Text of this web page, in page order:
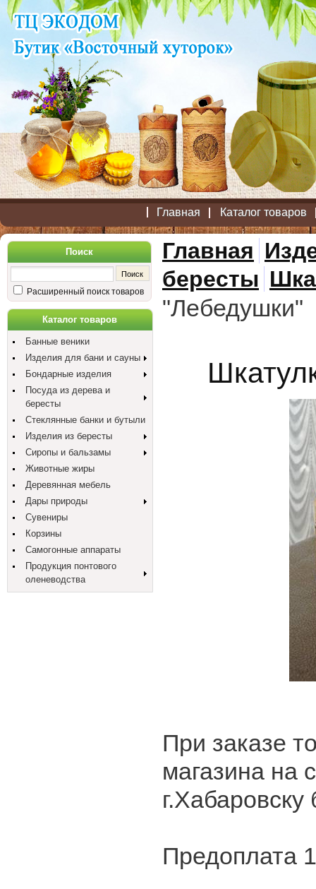
Главная Каталог товаров
Поиск
Расширенный поиск товаров
Каталог товаров
Банные веники
Изделия для бани и сауны
Бондарные изделия
Посуда из дерева и
бересты
Стеклянные банки и бутыли
Изделия из бересты
Сиропы и бальзамы
Животные жиры
Деревянная мебель
Дары природы
Сувениры
Корзины
Самогонные аппараты
Продукция понтового
оленеводства
Главная
бересты
"Лебедушки"
При заказе
магазина на
г.Хабаровску
Предоплата